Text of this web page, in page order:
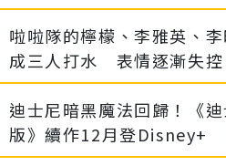
啦啦隊的檸檬、李雅英、
成三人打水 表情逐漸失控
迪士尼暗黑魔法回歸！《
版》續作12月登Disney+